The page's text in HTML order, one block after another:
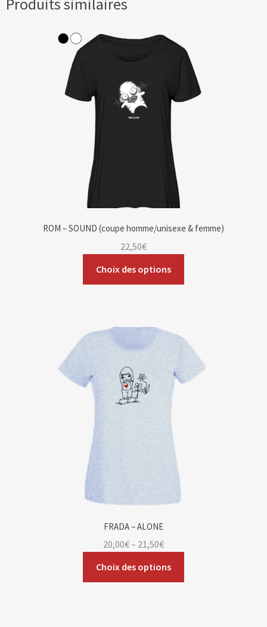
Produits similaires
ROM – SOUND (coupe homme/unisexe & femme)
22,50€
Choix des options
FRADA – ALONE
20,00€– 21,50€
Choix des options